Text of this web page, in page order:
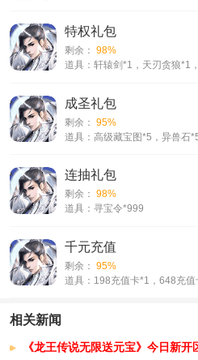
都可以领取元宝，没有限制条件
【龙王传说无限送元宝】VIP介绍
GM3=10RMB
GM5=500RMB
GM6=1000RMB
GM8=3000RMB；GM9=6000RMB
特权礼包
剩余： 98%
道具：轩辕剑*1，天刃贪狼*1
成圣礼包
剩余： 95%
道具：高级藏宝图*5，异兽石
连抽礼包
剩余： 98%
道具：寻宝令*999
千元充值
剩余： 95%
道具：198充值卡*1，648充值
相关新闻